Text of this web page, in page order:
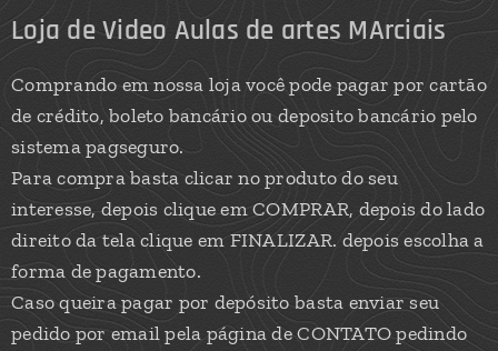
Loja de Video Aulas de artes MArciais
Comprando em nossa loja você pode pagar por cartão
de crédito, boleto bancário ou deposito bancário pelo
sistema pagseguro.
Para compra basta clicar no produto do seu
interesse, depois clique em COMPRAR, depois do lado
direito da tela clique em FINALIZAR. depois escolha a
forma de pagamento.
Caso queira pagar por depósito basta enviar seu
pedido por email pela página de CONTATO pedindo